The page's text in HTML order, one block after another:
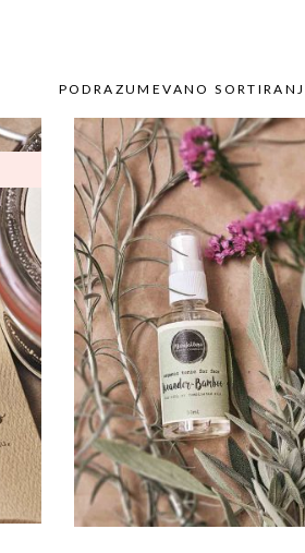
PODRAZUMEVANO